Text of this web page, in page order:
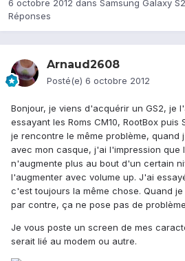
6 octobre 2012 dans Samsung Galaxy
Réponses
Arnaud2608
Posté(e) 6 octobre 2012
Bonjour, je viens d'acquérir un GS2, je
essayant les Roms CM10, RootBox
je rencontre le même problème, quand
avec mon casque, j'ai l'impression que
n'augmente plus au bout d'un certain
l'augmenter avec volume up. J'ai
c'est toujours la même chose. Quand je
par contre, ça ne pose pas de
Je vous poste un screen de mes
serait lié au modem ou autre.